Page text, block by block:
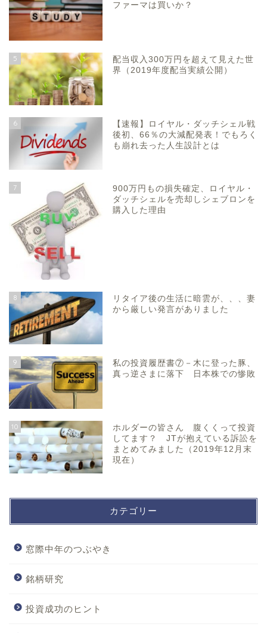
ファーマは買いか？
5
配当収入300万円を超えて見えた世
界（2019年度配当実績公開）
6
【速報】ロイヤル・ダッチシェル戦
後初、66％の大減配発表！でもろく
も崩れ去った人生設計とは
7
900万円もの損失確定、ロイヤル・
ダッチシェルを売却しシェブロンを
購入した理由
8
リタイア後の生活に暗雲が、、、妻
から厳しい発言がありました
9
私の投資履歴書⑦－木に登った豚、
真っ逆さまに落下 日本株での惨敗
10
ホルダーの皆さん 腹くくって投資
してます？ JTが抱えている訴訟を
まとめてみました（2019年12月末
現在）
カテゴリー
窓際中年のつぶやき
銘柄研究
投資成功のヒント